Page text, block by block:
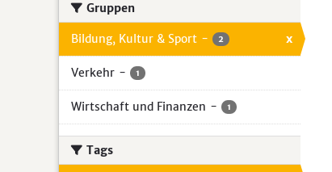
Gruppen
Bildung, Kultur & Sport - 2 x
Verkehr - 1
Wirtschaft und Finanzen - 1
Tags